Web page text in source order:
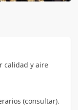
calidad y aire
(consultar).